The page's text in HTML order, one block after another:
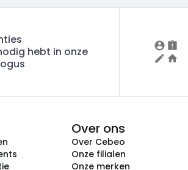
hebt in onze
Over ons
Over Cebeo
Onze filialen
Onze merken